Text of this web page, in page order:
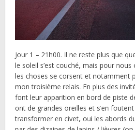
Jour 1 – 21h00. Il ne reste plus que
le soleil s’est couché, mais pour nous
les choses se corsent et notamment
mon troisième relais. En plus des
font leur apparition en bord de piste
ont de grandes oreilles et s’en
transformer en civet, oui les abords